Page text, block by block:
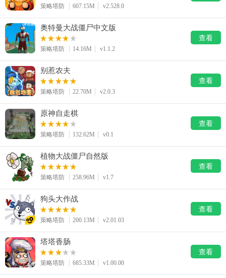
策略塔防 607.15M v2.528.0
奥特曼大战僵尸中文版
策略塔防 14.16M v1.1.2
查看
别惹农夫
策略塔防 22.70M v2.0.3
查看
原神自走棋
策略塔防 132.62M v0.1
查看
植物大战僵尸自然版
策略塔防 258.96M v1.7
查看
狗头大作战
策略塔防 200.13M v2.01.03
查看
塔塔香肠
策略塔防 685.33M v1.00.00
查看